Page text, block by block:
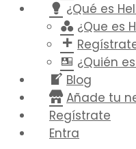
¿Qué es
¿Que es
¿Quién
Blog
Añade tu
Regístrate
Entra